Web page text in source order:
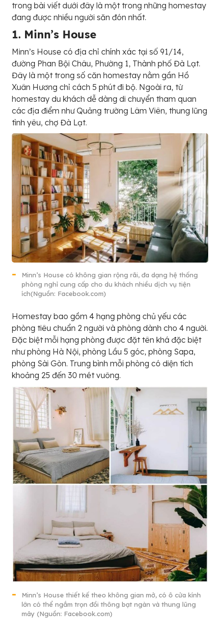
trong bài viết dưới đây là một trong những homestay
đang được nhiều người săn đón nhất.
1. Minn’s House
Minn’s House có địa chỉ chính xác tại số 91/14,
đường Phan Bội Châu, Phường 1, Thành phố Đà Lạt.
Đây là một trong số căn homestay nằm gần Hồ
Xuân Hương chỉ cách 5 phút đi bộ. Ngoài ra, từ
homestay du khách dễ dàng di chuyển tham quan
các địa điểm như Quảng trường Lâm Viên, thung lũng
tình yêu, chợ Đà Lạt.
Minn’s House có không gian rộng rãi, đa dạng hệ thống
phòng nghỉ cung cấp cho du khách nhiều dịch vụ tiện
ích(Nguồn: Facebook.com)
Homestay bao gồm 4 hạng phòng chủ yếu các
phòng tiêu chuẩn 2 người và phòng dành cho 4 người.
Đặc biệt mỗi hạng phòng được đặt tên khá đặc biệt
như phòng Hà Nội, phòng Lầu 5 góc, phòng Sapa,
phòng Sài Gòn. Trung bình mỗi phòng có diện tích
khoảng 25 đến 30 mét vuông.
Minn’s House thiết kế theo không gian mở, có ô cửa kính
lớn có thể ngắm trọn đồi thông bạt ngàn và thung lũng
mây (Nguồn: Facebook.com)